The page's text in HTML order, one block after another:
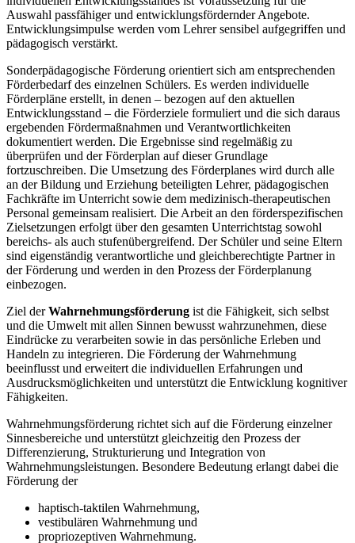
Auswahl passfähiger und entwicklungsfördernder Angebote.
Entwicklungsimpulse werden vom Lehrer sensibel aufgegriffen und
pädagogisch verstärkt.
Sonderpädagogische Förderung orientiert sich am entsprechenden
Förderbedarf des einzelnen Schülers. Es werden individuelle
Förderpläne erstellt, in denen – bezogen auf den aktuellen
Entwicklungsstand – die Förderziele formuliert und die sich daraus
ergebenden Fördermaßnahmen und Verantwortlichkeiten
dokumentiert werden. Die Ergebnisse sind regelmäßig zu
überprüfen und der Förderplan auf dieser Grundlage
fortzuschreiben. Die Umsetzung des Förderplanes wird durch alle
an der Bildung und Erziehung beteiligten Lehrer, pädagogischen
Fachkräfte im Unterricht sowie dem medizinisch-therapeutischen
Personal gemeinsam realisiert. Die Arbeit an den förderspezifischen
Zielsetzungen erfolgt über den gesamten Unterrichtstag sowohl
bereichs- als auch stufenübergreifend. Der Schüler und seine Eltern
sind eigenständig verantwortliche und gleichberechtigte Partner in
der Förderung und werden in den Prozess der Förderplanung
einbezogen.
Ziel derWahrnehmungsförderung ist die Fähigkeit, sich selbst
und die Umwelt mit allen Sinnen bewusst wahrzunehmen, diese
Eindrücke zu verarbeiten sowie in das persönliche Erleben und
Handeln zu integrieren. Die Förderung der Wahrnehmung
beeinflusst und erweitert die individuellen Erfahrungen und
Ausdrucksmöglichkeiten und unterstützt die Entwicklung kognitiver
Fähigkeiten.
Wahrnehmungsförderung richtet sich auf die Förderung einzelner
Sinnesbereiche und unterstützt gleichzeitig den Prozess der
Differenzierung, Strukturierung und Integration von
Wahrnehmungsleistungen. Besondere Bedeutung erlangt dabei die
Förderung der
haptisch-taktilen Wahrnehmung,
vestibulären Wahrnehmung und
propriozeptiven Wahrnehmung.